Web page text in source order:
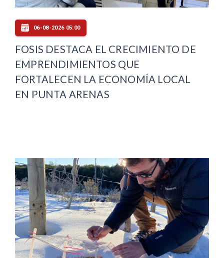
06-08-2026 05:00
FOSIS DESTACA EL CRECIMIENTO DE
EMPRENDIMIENTOS QUE
FORTALECEN LA ECONOMÍA LOCAL
EN PUNTA ARENAS